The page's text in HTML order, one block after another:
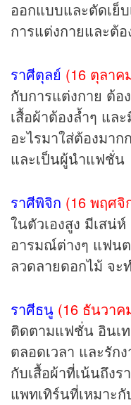
ออกแบบและตัดเย็
การแต่งกายและต้
ราศีตุลย์ (16 ตุลาค
กับการแต่งกาย ต้อ
เสื้อผ้าต้องล้ำๆ แล
อะไรมาใส่ต้องมา
และเป็นผู้นำแฟชั่น
ราศีพิจิก (16 พฤศจิ
ในตัวเองสูง มีเสน่
อารมณ์ต่างๆ แฟน
ลวดลายดอกไม้ จะ
ราศีธนู (16 ธันวาค
ติดตามแฟชั่น อินเ
ตลอดเวลา และรัก
กับเสื้อผ้าที่เน้นถึง
แพทเทิร์นที่เหมาะกั